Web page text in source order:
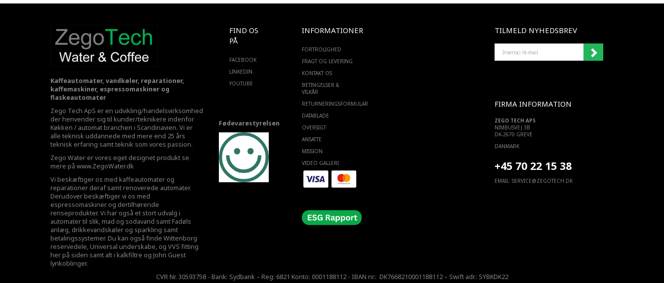
Kaffeautomater, vandkøler, reparationer,
kaffemaskiner, espressomaskiner og
flaskeautomater
Zego Tech ApS er en udvikling/handelsvirksomhed
der henvender sig til kunder/teknikere indenfor
Køkken / automat branchen i Scandinavien. Vi er
alle teknisk uddannede med mere end 25 års
teknisk erfaring samt teknik som vores passion.
Zego Water er vores eget designet produkt se
mere på www.ZegoWater.dk
Vi beskæftiger os med kaffeautomater og
reparationer deraf samt renoverede automater.
Derudover beskæftiger vi os med
espressomaskiner og dertilhørende
renseprodukter. Vi har også et stort udvalg i
automater til slik, mad og sodavand samt Fadøls
anlæg, drikkevandskøler og sparkling samt
betalingssystemer. Du kan også finde Wittenborg
reservedele, Universal underskabe, og VVS fitting
her på siden samt alt i kalkfiltre og John Guest
lynkoblinger.
FIND OS
PÅ
FACEBOOK
LINKEDIN
YOUTUBE
Fødevarestyrelsen
INFORMATIONER
FORTROLIGHED
FRAGT OG LEVERING
KONTAKT OS
BETINGELSER &
VILKÅR
RETURNERINGSFORMULAR
DATABLADE
OVERSIGT
ANSATTE
MISSION
VIDEO GALLERI
TILMELD NYHEDSBREV
MAIL
FIRMA INFORMATION
ZEGO TECH APS
NIMBUSVEJ 3B
DK-2670 GREVE
DANMARK
+45 70 22 15 38
EMAIL: SERVICE@ZEGOTECH.DK
CVR Nr. 30593758 - Bank: Sydbank – Reg: 6821 Konto: 0001188112 - IBAN nr.: DK7668210001188112 – Swift adr.: SYBKDK22